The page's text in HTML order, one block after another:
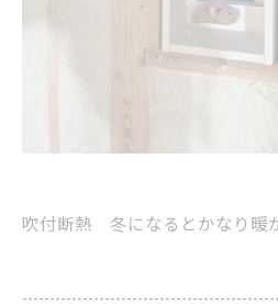
吹付断熱 冬になるとかなり暖